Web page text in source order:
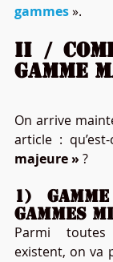
gammes».
II /
gamme
On arrive
article :
majeure » ?
1)
gammes
Parmi
existent, on va